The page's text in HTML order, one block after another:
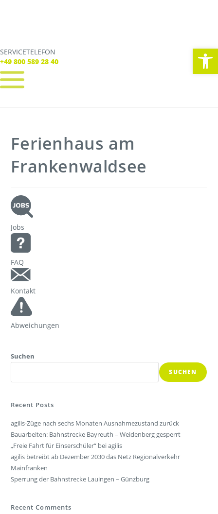
SERVICETELEFON
+49 800 589 28 40
SERVICE TELEFON
+49 800 589 28 40
Tickets
Freizeit
Unternehmen
Ferienhaus am
Frankenwaldsee
Jobs
FAQ
Kontakt
Abweichungen
Suchen
SUCHEN
Recent Posts
agilis-Züge nach sechs Monaten Ausnahmezustand zurück
Bauarbeiten: Bahnstrecke Bayreuth – Weidenberg gesperrt
„Freie Fahrt für Einserschüler“ bei agilis
agilis betreibt ab Dezember 2030 das Netz Regionalverkehr
Mainfranken
Sperrung der Bahnstrecke Lauingen – Günzburg
Recent Comments